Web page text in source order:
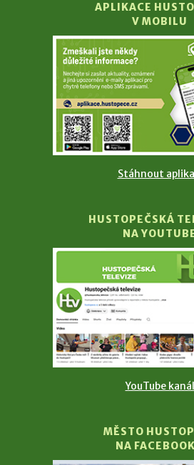
APLIKACE
V MOBILU
Stáhnout
HUSTOPEČSKÁ
NA
YouTube kanál
MĚSTO
NA